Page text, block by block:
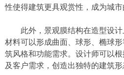
性使得建筑更具观赏性，成为城市
此外，景观膜结构在造型设
材料可以形成曲面、球形、椭球
筑风格和功能需求。设计师可以
及客户需求，创造出独特的建筑形